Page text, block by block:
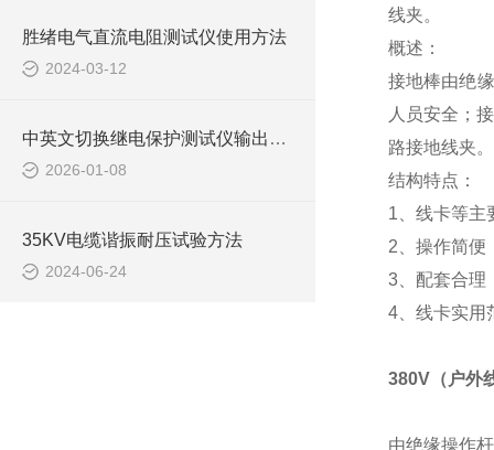
胜绪电气直流电阻测试仪使用方法
2024-03-12
中英文切换继电保护测试仪输出功能
2026-01-08
35KV电缆谐振耐压试验方法
2024-06-24
线夹。
概述：
接地棒由绝
人员安全；
路接地线夹。
结构特点：
1、线卡等主
2、操作简便
3、配套合理
4、线卡实用
380V（户外
由绝缘操作